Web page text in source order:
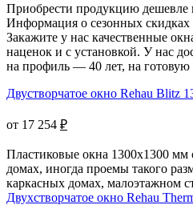
Приобрести продукцию дешевле
Информация о сезонных скидках
Закажите у нас качественные
наценок и с установкой. У нас
на профиль — 40 лет, на
Двустворчатое окно Rehau Blitz
от 17 254 ₽
Пластиковые окна 1300х1300 мм
домах, иногда проемы такого
каркасных домах, малоэтажном
Двухстворчатое окно Rehau